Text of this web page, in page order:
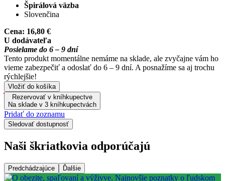
Špirálová väzba
Slovenčina
Cena: 16,80 €
U dodávateľa
Posielame do 6 – 9 dní
Tento produkt momentálne nemáme na sklade, ale zvyčajne vám ho
vieme zabezpečiť a odoslať do 6 – 9 dní. A posnažíme sa aj trochu
rýchlejšie!
Vložiť do košíka
Rezervovať v kníhkupectve
Na sklade v 3 kníhkupectvách
Pridať do zoznamu
Sledovať dostupnosť
Naši škriatkovia odporúčajú
Predchádzajúce Ďalšie